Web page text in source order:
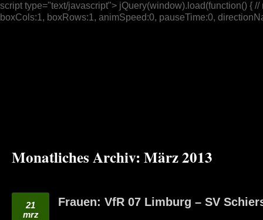
script type="text/javascript"> jQuery(window).load(function() {
boxCols:1, boxRows:1, animSpeed:0, pauseTime:0,
Monatliches Archiv:März 2013
21
mrz
Frauen: VfR 07 Limburg – SV